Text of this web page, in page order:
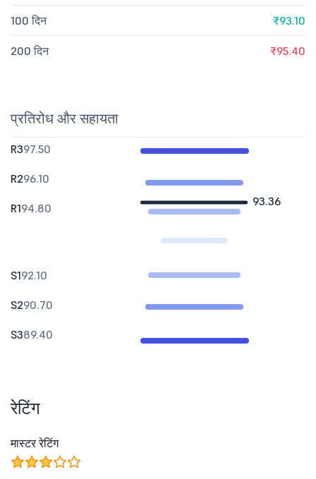
100 दिन ₹93.10
200 दिन ₹95.40
प्रतिरोध और सहायता
93.36
R397.50
R296.10
R194.80
S192.10
S290.70
S389.40
रेटिंग
मास्टर रेटिंग